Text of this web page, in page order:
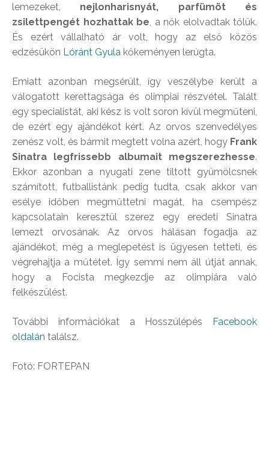
lemezeket, nejlonharisnyát, parfümöt és
zsilettpengét hozhattak be, a nők elolvadtak tőlük.
És ezért vállalható ár volt, hogy az első közös
edzésükön Lóránt Gyula kőkeményen lerúgta.
Emiatt azonban megsérült, így veszélybe került a
válogatott kerettagsága és olimpiai részvétel. Talált
egy specialistát, aki kész is volt soron kívül megműteni,
de ezért egy ajándékot kért. Az orvos szenvedélyes
zenész volt, és bármit megtett volna azért, hogy Frank
Sinatra legfrissebb albumait megszerezhesse.
Ekkor azonban a nyugati zene tiltott gyümölcsnek
számított, futballistánk pedig tudta, csak akkor van
esélye időben megműttetni magát, ha csempész
kapcsolatain keresztül szerez egy eredeti Sinatra
lemezt orvosának. Az orvos hálásan fogadja az
ajándékot, még a meglepetést is ügyesen tetteti, és
végrehajtja a műtétet. Így semmi nem áll útját annak,
hogy a Focista megkezdje az olimpiára való
felkészülést.
További információkat a Hosszúlépés Facebook
oldalán találsz.
Fotó: FORTEPAN